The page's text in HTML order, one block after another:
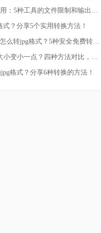
PDF转图片免费用：5种工具的文件限制和输出质量对比！
式？分享5个实用转换方法！
png是什么格式 怎么转jpg格式？5种安全免费转换方法全解析！
怎么把pdf文件大小变小一点？四种方法对比，一看就懂！
格式？分享6种转换的方法！